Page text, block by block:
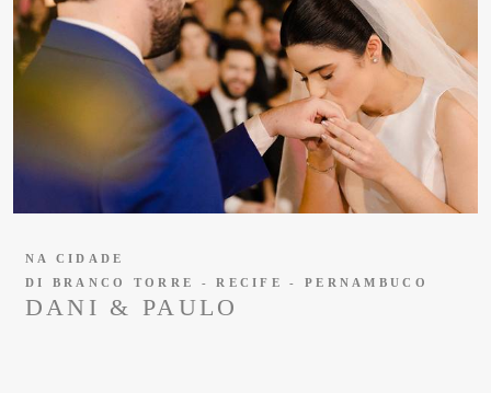
DANI & PAULO
NA CIDADE
DI BRANCO TORRE - RECIFE - PERNAMBUCO